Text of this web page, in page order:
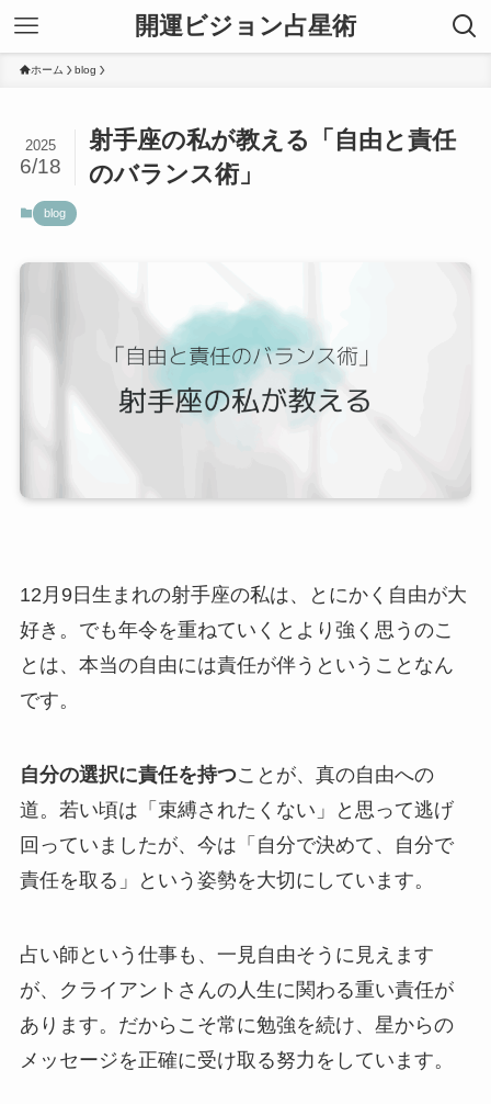
開運ビジョン占星術
ホーム blog
射手座の私が教える「自由と責任
のバランス術」
2025
6/18
blog
12月9日生まれの射手座の私は、とにかく自由が大
好き。でも年令を重ねていくとより強く思うのこ
とは、本当の自由には責任が伴うということなん
です。
自分の選択に責任を持つことが、真の自由への
道。若い頃は「束縛されたくない」と思って逃げ
回っていましたが、今は「自分で決めて、自分で
責任を取る」という姿勢を大切にしています。
占い師という仕事も、一見自由そうに見えます
が、クライアントさんの人生に関わる重い責任が
あります。だからこそ常に勉強を続け、星からの
メッセージを正確に受け取る努力をしています。